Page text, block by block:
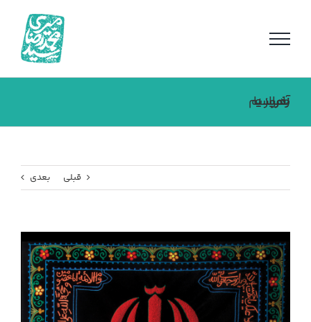
با رمز یا زهرا حماسه آفریدیم
قبلی بعدی
مشاهده
تصویر
بزرگتر